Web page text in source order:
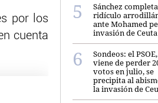
por los
cuenta
Sánchez
ridículo
ante Mohamed
invasión de Ceuta
Sondeos: el
viene de perder
votos en julio, se
precipita al
la invasión de